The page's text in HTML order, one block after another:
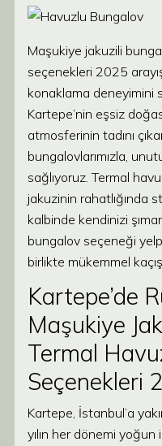
Maşukiye jakuzili
seçenekleri 2025
konaklama deneyimini
Kartepe’nin eşsiz
atmosferinin tadını
bungalovlarımızla,
sağlıyoruz. Termal
jakuzinin rahatlığında
kalbinde kendinizi
bungalov seçeneği
birlikte mükemmel
Kartepe’de
Maşukiye
Termal
Seçenekleri
Kartepe, İstanbul’a
yılın her dönemi